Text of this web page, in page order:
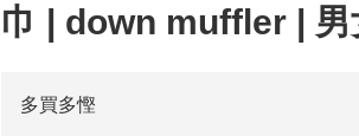
巾 | down muffler | 男
多買多慳